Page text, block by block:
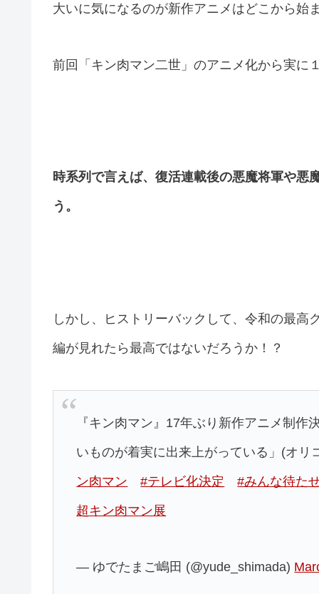
大いに気になるのが新作アニメはどこから始
前回「キン肉マン二世」のアニメ化から実に
時系列で言えば、復活連載後の悪魔将軍や悪
う。
しかし、ヒストリーバックして、令和の最
編が見れたら最高ではないだろうか！？
『キン肉マン』17年ぶり新作アニメ制
いものが着実に出来上がっている」(オリ
ン肉マン #テレビ化決定 #みんな待た
超キン肉マン展
— ゆでたまご嶋田 (@yude_shimada)